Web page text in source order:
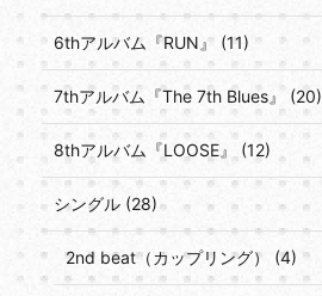
6thアルバム『RUN』 (11)
7thアルバム『The 7th Blues』 (20)
8thアルバム『LOOSE』 (12)
シングル (28)
2nd beat（カップリング） (4)